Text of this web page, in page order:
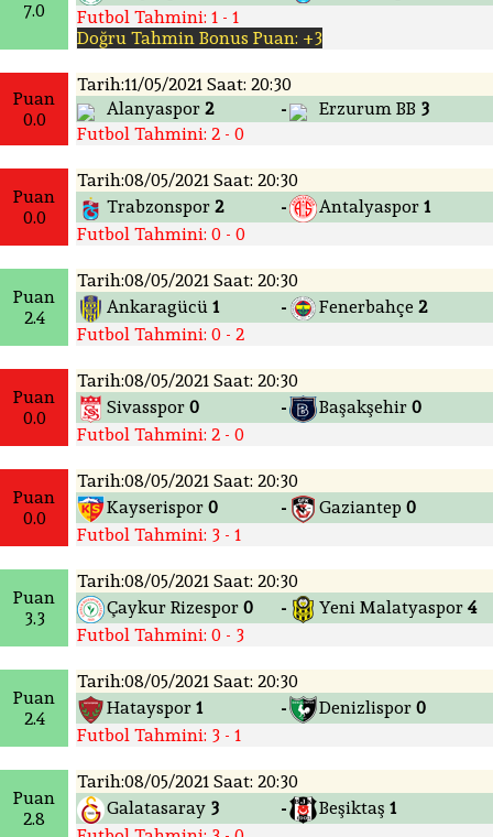
7.0
Futbol Tahmini: 1 - 1
Doğru Tahmin Bonus Puan: +3
Puan
0.0
Tarih:11/05/2021 Saat: 20:30
Alanyaspor 2 - Erzurum BB 3
Futbol Tahmini: 2 - 0
Puan
0.0
Tarih:08/05/2021 Saat: 20:30
Trabzonspor 2 - Antalyaspor 1
Futbol Tahmini: 0 - 0
Puan
2.4
Tarih:08/05/2021 Saat: 20:30
Ankaragücü 1 - Fenerbahçe 2
Futbol Tahmini: 0 - 2
Puan
0.0
Tarih:08/05/2021 Saat: 20:30
Sivasspor 0 - Başakşehir 0
Futbol Tahmini: 2 - 0
Puan
0.0
Tarih:08/05/2021 Saat: 20:30
Kayserispor 0 - Gaziantep 0
Futbol Tahmini: 3 - 1
Puan
3.3
Tarih:08/05/2021 Saat: 20:30
Çaykur Rizespor 0 - Yeni Malatyaspor 4
Futbol Tahmini: 0 - 3
Puan
2.4
Tarih:08/05/2021 Saat: 20:30
Hatayspor 1 - Denizlispor 0
Futbol Tahmini: 3 - 1
Puan
2.8
Tarih:08/05/2021 Saat: 20:30
Galatasaray 3 - Beşiktaş 1